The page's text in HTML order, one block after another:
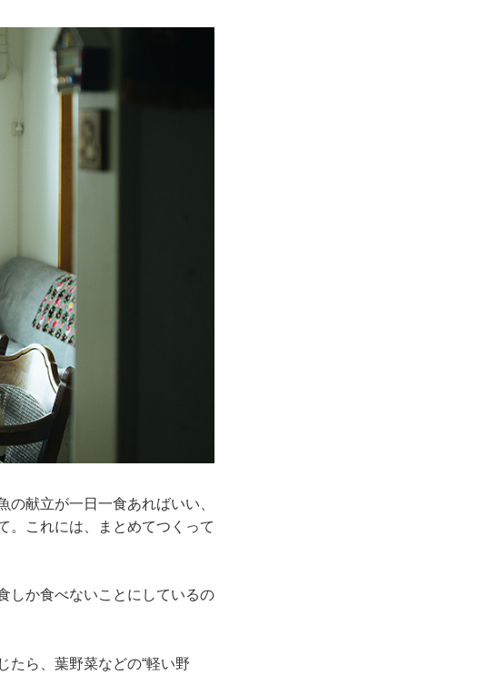
献立が一日一食あればいい、
。これには、まとめてつくって
しか食べないことにしているの
たら、葉野菜などの“軽い野